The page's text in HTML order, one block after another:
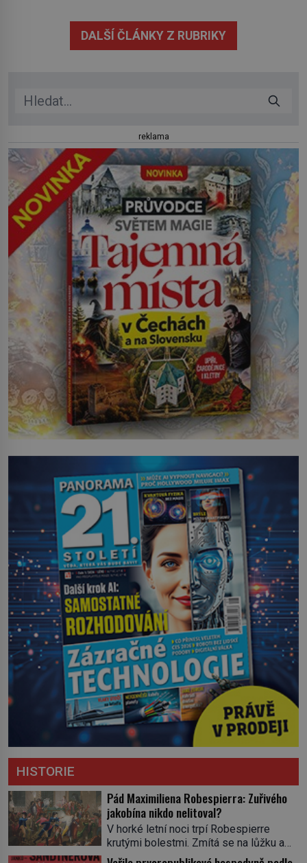
třicítka šperků působí hravě a zároveň rafinovaně.
Spolupráce mezi značkou Swarovski a zpěvačkou a
DALŠÍ ČLÁNKY Z RUBRIKY
reklama
HISTORIE
Pád Maximiliena Robespierra: Zuřivého
jakobína nikdo nelitoval?
V horké letní noci trpí Robespierre
krutými bolestmi. Zmítá se na lůžku a
hlavou mu víří kolotoč myšlenek. Když